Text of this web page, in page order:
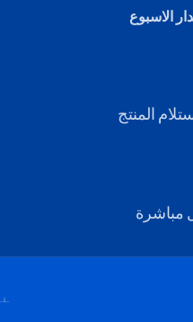
الاسبوع
المنتج
مباشرة